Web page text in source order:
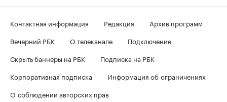
Контактная информация Редакция
Архив программ
Вечерний РБК
О телеканале
Подключение
Скрыть баннеры на РБК
Подписка на РБК
Корпоративная подписка
Информация об ограничениях
О соблюдении авторских прав